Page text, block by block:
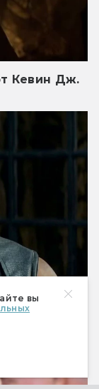
вы
Кевин Дж.